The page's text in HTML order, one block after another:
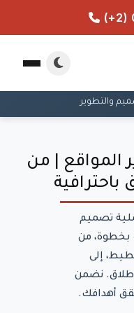
(+2)
والتطوير
المواقع | من
باحترافية
تصميم
بخطوة، من
إلى
نضمن
أهدافك.